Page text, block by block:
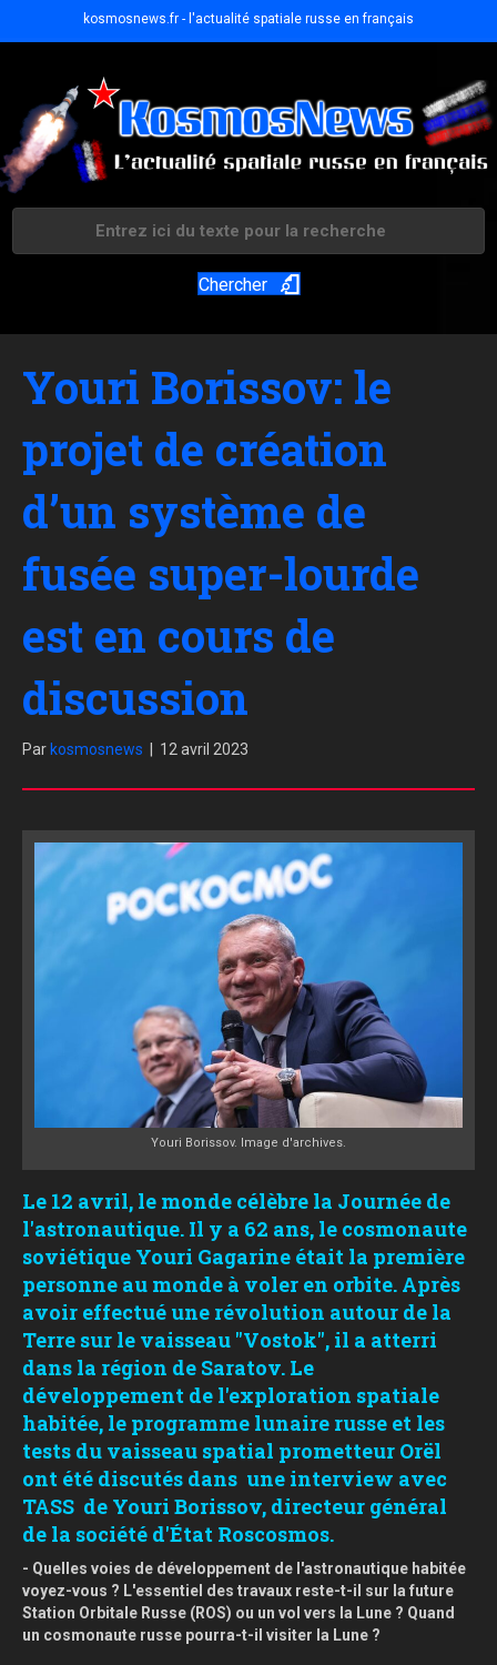
kosmosnews.fr - l'actualité spatiale russe en français
Chercher
Youri Borissov: le
projet de création
d’un système de
fusée super-lourde
est en cours de
discussion
Par kosmosnews 12 avril 2023
Youri Borissov. Image d'archives.
Le 12 avril, le monde célèbre la Journée de
l'astronautique. Il y a 62 ans, le cosmonaute
soviétique Youri Gagarine était la première
personne au monde à voler en orbite. Après
avoir effectué une révolution autour de la
Terre sur le vaisseau "Vostok", il a atterri
dans la région de Saratov. Le
développement de l'exploration spatiale
habitée, le programme lunaire russe et les
tests du vaisseau spatial prometteur Orël
ont été discutés dans une interview avec
TASS de Youri Borissov, directeur général
de la société d'État Roscosmos.
- Quelles voies de développement de l'astronautique habitée
voyez-vous ? L'essentiel des travaux reste-t-il sur la future
Station Orbitale Russe (ROS) ou un vol vers la Lune ? Quand
un cosmonaute russe pourra-t-il visiter la Lune ?